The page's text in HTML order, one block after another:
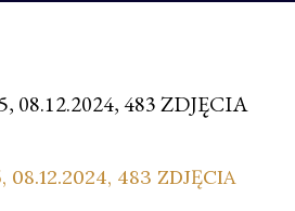
08.12.2024, 483 ZDJĘCIA
08.12.2024, 483 ZDJĘCIA